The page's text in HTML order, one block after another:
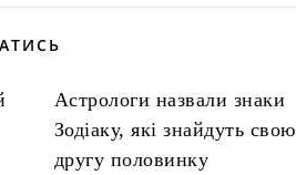
Астрологи назвали знаки
Зодіаку, які знайдуть свою
другу половинку